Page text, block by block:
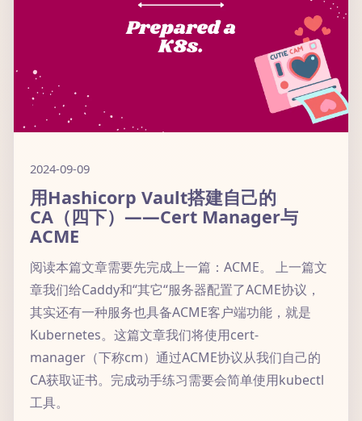
2024-09-09
用Hashicorp Vault搭建自己的
CA（四下）——Cert Manager与
ACME
阅读本篇文章需要先完成上一篇：ACME。 上一篇文
章我们给Caddy和“其它“服务器配置了ACME协议，
其实还有一种服务也具备ACME客户端功能，就是
Kubernetes。这篇文章我们将使用cert-
manager（下称cm）通过ACME协议从我们自己的
CA获取证书。完成动手练习需要会简单使用kubectl
工具。